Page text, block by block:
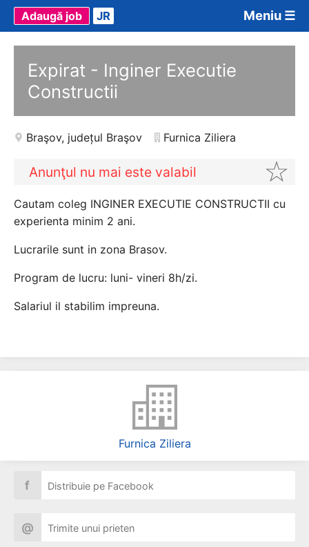
Meniu ☰
Adaugă job JR
Expirat - Inginer Executie
Constructii
Braşov, județul Braşov Furnica Ziliera
Anunţul nu mai este valabil
Cautam coleg INGINER EXECUTIE CONSTRUCTII cu
experienta minim 2 ani.
Lucrarile sunt in zona Brasov.
Program de lucru: luni- vineri 8h/zi.
Salariul il stabilim impreuna.
Furnica Ziliera
f Distribuie pe Facebook
@ Trimite unui prieten